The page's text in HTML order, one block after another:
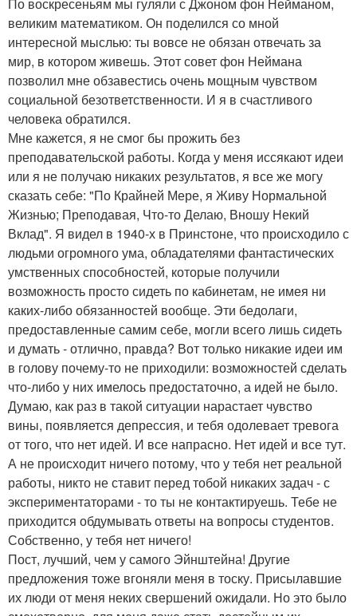
По воскресеньям мы гуляли с Джоном фон Нейманом,
великим математиком. Он поделился со мной
интересной мыслью: ты вовсе не обязан отвечать за
мир, в котором живешь. Этот совет фон Неймана
позволил мне обзавестись очень мощным чувством
социальной безответственности. И я в счастливого
человека обратился.
Мне кажется, я не смог бы прожить без
преподавательской работы. Когда у меня иссякают идеи
или я не получаю никаких результатов, я все же могу
сказать себе: "По Крайней Мере, я Живу Нормальной
Жизнью; Преподавая, Что-то Делаю, Вношу Некий
Вклад". Я видел в 1940-х в Принстоне, что происходило с
людьми огромного ума, обладателями фантастических
умственных способностей, которые получили
возможность просто сидеть по кабинетам, не имея ни
каких-либо обязанностей вообще. Эти бедолаги,
предоставленные самим себе, могли всего лишь сидеть
и думать - отлично, правда? Вот только никакие идеи им
в голову почему-то не приходили: возможностей сделать
что-либо у них имелось предостаточно, а идей не было.
Думаю, как раз в такой ситуации нарастает чувство
вины, появляется депрессия, и тебя одолевает тревога
от того, что нет идей. И все напрасно. Нет идей и все тут.
А не происходит ничего потому, что у тебя нет реальной
работы, никто не ставит перед тобой никаких задач - с
экспериментаторами - то ты не контактируешь. Тебе не
приходится обдумывать ответы на вопросы студентов.
Собственно, у тебя нет ничего!
Пост, лучший, чем у самого Эйнштейна! Другие
предложения тоже вгоняли меня в тоску. Присылавшие
их люди от меня неких свершений ожидали. Но это было